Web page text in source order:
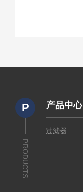
P
PRODUCTS
产品中心
过滤器